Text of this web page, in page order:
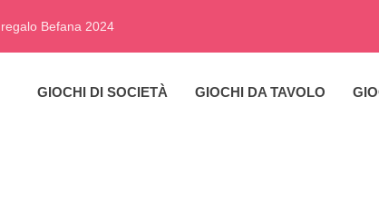
Befana 2024
GIOCHI DI SOCIETÀ GIOCHI DA TAVOLO